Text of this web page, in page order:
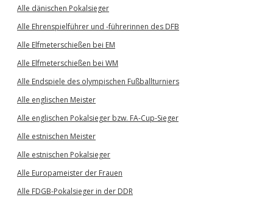
Alle dänischen Pokalsieger
Alle Ehrenspielführer und -führerinnen des DFB
Alle Elfmeterschießen bei EM
Alle Elfmeterschießen bei WM
Alle Endspiele des olympischen Fußballturniers
Alle englischen Meister
Alle englischen Pokalsieger bzw. FA-Cup-Sieger
Alle estnischen Meister
Alle estnischen Pokalsieger
Alle Europameister der Frauen
Alle FDGB-Pokalsieger in der DDR